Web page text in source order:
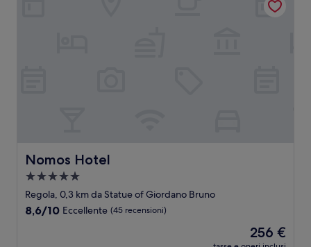
Nomos Hotel
Nomos Hotel
Struttura
a
5.0
Regola, 0,3 km da Statue of Giordano Bruno
8.6
8,6/10 Eccellente (45 recensioni)
Il
prezzo
256 €